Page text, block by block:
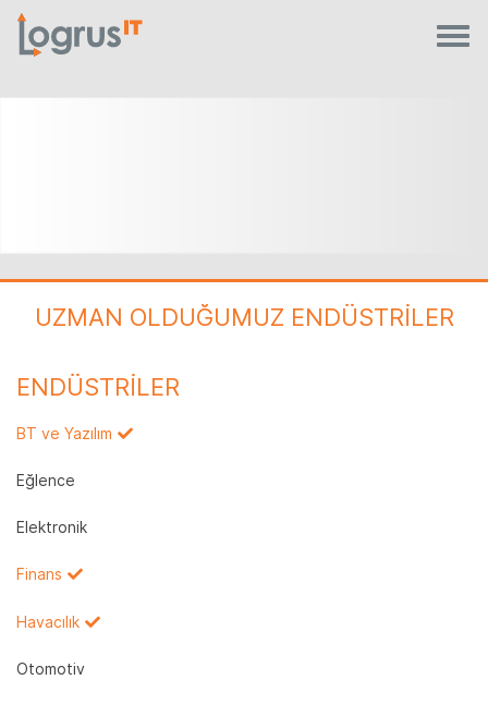
UZMAN OLDUĞUMUZ ENDÜSTRİLER
ENDÜSTRİLER
BT ve Yazılım
Eğlence
Elektronik
Finans
Havacılık
Otomotiv